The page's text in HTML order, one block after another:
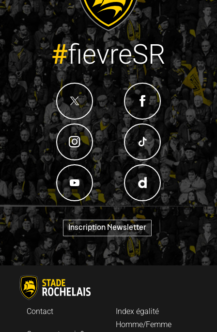
#fievreSR
Inscription Newsletter "
Index égalité
Homme/Femme
Contact